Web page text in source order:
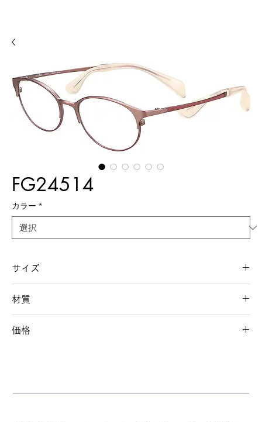
FG24514
カラー *
サイズ
材質
テンプル/弾性チタン合金(βチタン)
価格